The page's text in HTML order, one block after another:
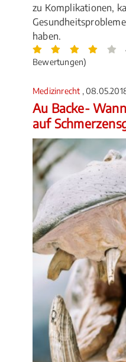
zu Komplikationen,
haben.
Bewertungen)
Medizinrecht ,
Au Backe-
auf